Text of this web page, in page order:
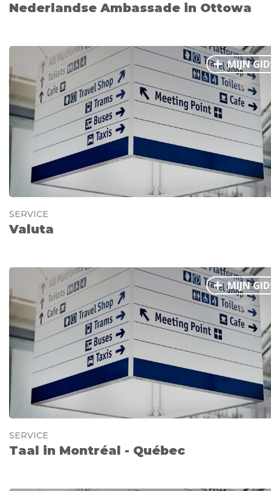
Nederlandse Ambassade in Ottowa
MIJN
SERVICE
Valuta
MIJN
SERVICE
Taal in Montréal - Québec